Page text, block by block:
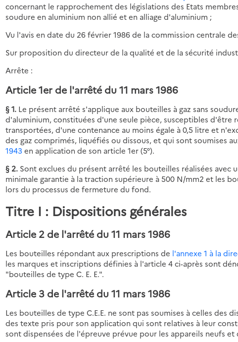
concernant le rapprochement des législations des Etats
soudure en aluminium non allié et en alliage d'aluminium ;
Vu l'avis en date du 26 février 1986 de la commission centrale
Sur proposition du directeur de la qualité et de la sécurité
Arrête :
Article 1er de l'arrêté du 11 mars 1986
§ 1. Le présent arrêté s'applique aux bouteilles à gaz sans
d'aluminium, constituées d'une seule pièce, susceptibles d'être
transportées, d'une contenance au moins égale à 0,5 litre et
des gaz comprimés, liquéfiés ou dissous, et qui sont soumises
1943 en application de son article 1er (5°).
§ 2. Sont exclues du présent arrêté les bouteilles réalisées avec
minimale garantie à la traction supérieure à 500 N/mm2 et les
lors du processus de fermeture du fond.
Titre I : Dispositions générales
Article 2 de l'arrêté du 11 mars 1986
Les bouteilles répondant aux prescriptions de l'annexe 1 à la
les marques et inscriptions définies à l'article 4 ci-après sont
"bouteilles de type C. E. E.".
Article 3 de l'arrêté du 11 mars 1986
Les bouteilles de type C.E.E. ne sont pas soumises à celles des
des texte pris pour son application qui sont relatives à leur
sont dispensées de l'épreuve prévue pour les appareils neufs